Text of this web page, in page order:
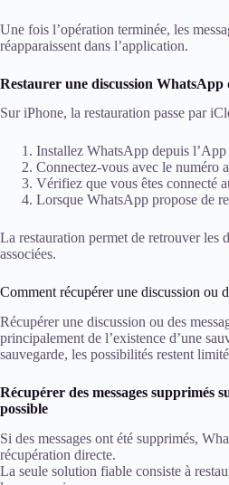
Une fois l’opération terminée, les
réapparaissent dans l’application.
Restaurer une discussion WhatsApp
Sur iPhone, la restauration passe par
Installez WhatsApp depuis l’App
Connectez-vous avec le numéro
Vérifiez que vous êtes connecté
Lorsque WhatsApp propose de
La restauration permet de retrouver les
associées.
Comment récupérer une discussion ou
Récupérer une discussion ou des
principalement de l’existence d’une
sauvegarde, les possibilités restent
Récupérer des messages supprimés
possible
Si des messages ont été supprimés,
récupération directe.
La seule solution fiable consiste à